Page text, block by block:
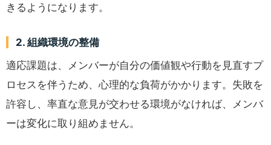
きるようになります。
2. 組織環境の整備
適応課題は、メンバーが自分の価値観や行動を見直すプ
ロセスを伴うため、心理的な負荷がかかります。失敗を
許容し、率直な意見が交わせる環境がなければ、メンバ
ーは変化に取り組めません。